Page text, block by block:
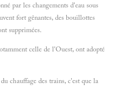
par les changements d'eau sous
fort gênantes, des bouillottes
supprimées.
celle de l'Ouest, ont adopté
chauffage des trains, c'est que la